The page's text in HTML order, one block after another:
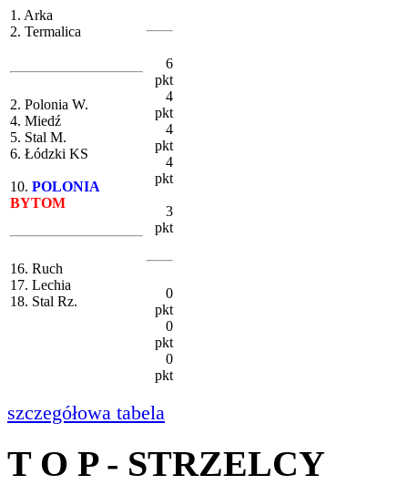
1. Arka
2. Termalica
2. Polonia W.
4. Miedź
5. Stal M.
6. Łódzki KS
10. POLONIA
BYTOM
16. Ruch
17. Lechia
18. Stal Rz.
6
pkt
4
pkt
4
pkt
4
pkt
3
pkt
0
pkt
0
pkt
0
pkt
szczegółowa tabela
T O P - STRZELCY